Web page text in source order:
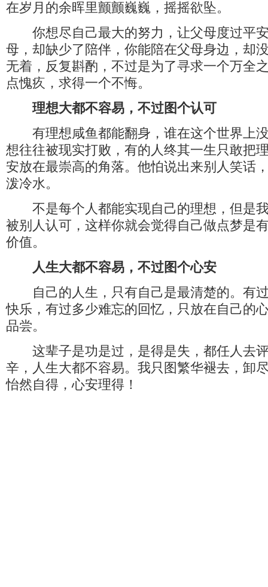
在岁月的余晖里颤颤巍巍，摇摇欲坠。
你想尽自己最大的努力，让父母度过平
母，却缺少了陪伴，你能陪在父母身边，却
无着，反复斟酌，不过是为了寻求一个万全
点愧疚，求得一个不悔。
理想大都不容易，不过图个认可
有理想咸鱼都能翻身，谁在这个世界上
想往往被现实打败，有的人终其一生只敢把
安放在最崇高的角落。他怕说出来别人笑话
泼冷水。
不是每个人都能实现自己的理想，但是
被别人认可，这样你就会觉得自己做点梦是
价值。
人生大都不容易，不过图个心安
自己的人生，只有自己是最清楚的。有
快乐，有过多少难忘的回忆，只放在自己的
品尝。
这辈子是功是过，是得是失，都任人去
辛，人生大都不容易。我只图繁华褪去，卸
怡然自得，心安理得！